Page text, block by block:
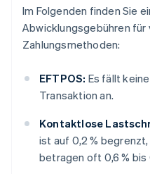
Im Folgenden finden Sie
Abwicklungsgebühren für
Zahlungsmethoden:
EFTPOS: Es fällt
Transaktion an.
Kontaktlose
ist auf 0,2 %
betragen oft 0,6 % bis